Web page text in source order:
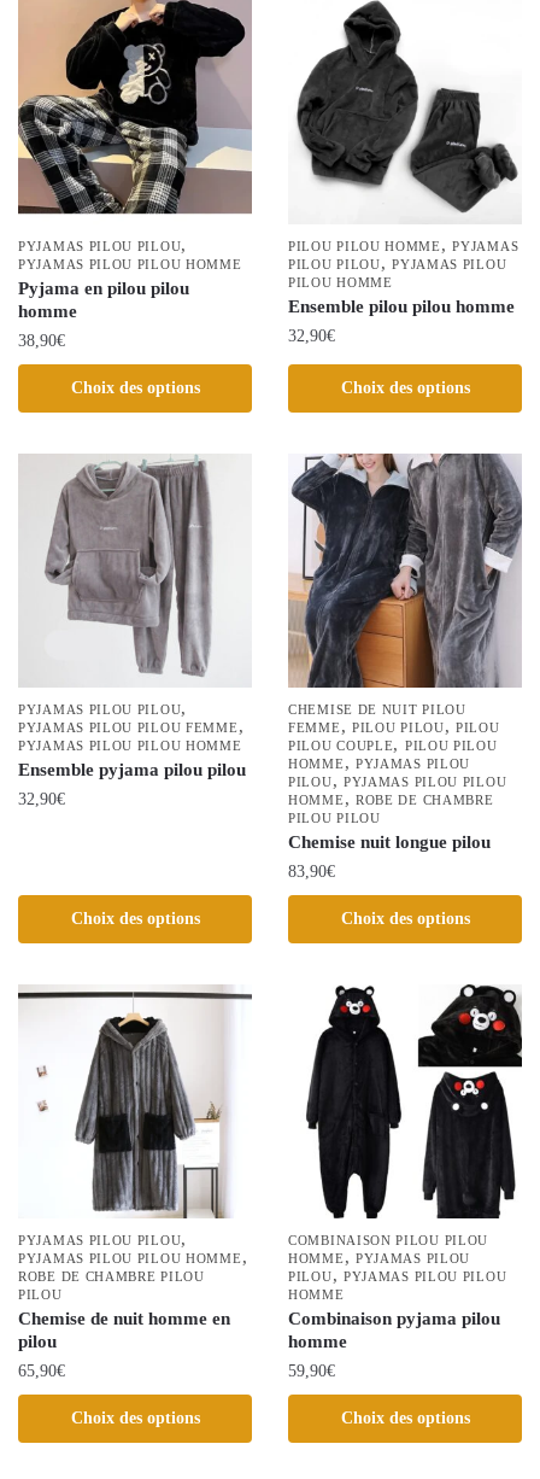
variations.
options
peuvent
être
choisies
sur
la
page
du
produit
variations.
options
peuvent
être
choisies
la
page
PYJAMAS PILOU PILOU,
PYJAMAS PILOU PILOU HOMME
Pyjama en pilou pilou
homme
38,90€
Choix des options
produit
plusieurs
variations.
options
peuvent
la
page
PILOU PILOU HOMME,PYJAMAS
PILOU PILOU,PYJAMAS PILOU
PILOU HOMME
Ensemble pilou pilou homme
32,90€
Choix des options
produit
plusieurs
variations.
Les
options
peuvent
être
choisies
sur
page
du
produit
PYJAMAS PILOU PILOU,
PYJAMAS PILOU PILOU FEMME,
PYJAMAS PILOU PILOU HOMME
Ensemble pyjama pilou pilou
32,90€
Choix des options
a
plusieurs
Les
être
choisies
produit
CHEMISE DE NUIT PILOU
FEMME, PILOU PILOU,PILOU
PILOU COUPLE, PILOU PILOU
HOMME, PYJAMAS PILOU
PILOU, PYJAMAS PILOU PILOU
HOMME, ROBE DE CHAMBRE
PILOU PILOU
Chemise nuit longue pilou
83,90€
Choix des options
produit
plusieurs
variations.
options
peuvent
choisies
la
page
du
produit
PYJAMAS PILOU PILOU,
PYJAMAS PILOU PILOU HOMME,
ROBE DE CHAMBRE PILOU
PILOU
Chemise de nuit homme en
pilou
65,90€
Choix des options
produit
COMBINAISON PILOU PILOU
HOMME, PYJAMAS PILOU
PILOU, PYJAMAS PILOU PILOU
HOMME
Combinaison pyjama pilou
homme
59,90€
Choix des options
produit